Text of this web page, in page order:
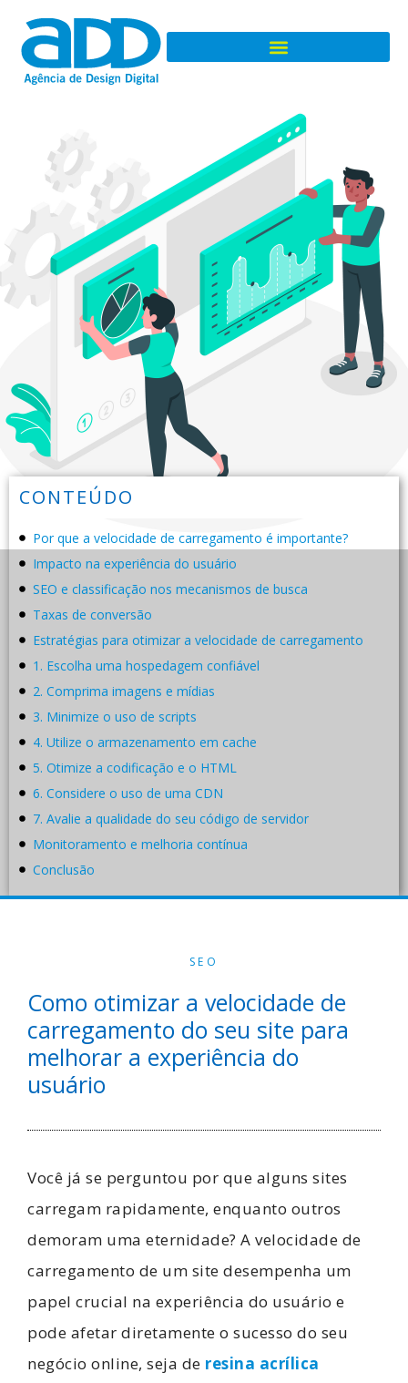
CONTEÚDO
Por que a velocidade de carregamento é importante?
Impacto na experiência do usuário
SEO e classificação nos mecanismos de busca
Taxas de conversão
Estratégias para otimizar a velocidade de carregamento
1. Escolha uma hospedagem confiável
2. Comprima imagens e mídias
3. Minimize o uso de scripts
4. Utilize o armazenamento em cache
5. Otimize a codificação e o HTML
6. Considere o uso de uma CDN
7. Avalie a qualidade do seu código de servidor
Monitoramento e melhoria contínua
Conclusão
SEO
Como otimizar a velocidade de
carregamento do seu site para
melhorar a experiência do
usuário
Você já se perguntou por que alguns sites
carregam rapidamente, enquanto outros
demoram uma eternidade? A velocidade de
carregamento de um site desempenha um
papel crucial na experiência do usuário e
pode afetar diretamente o sucesso do seu
negócio online, seja de resina acrílica